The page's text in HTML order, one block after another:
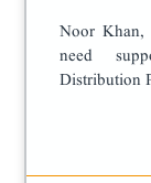
Noor Khan,
need
Distribution